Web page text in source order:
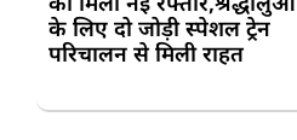
के लिए दो जोड़ी स्पेशल ट्रेन
परिचालन से मिली राहत